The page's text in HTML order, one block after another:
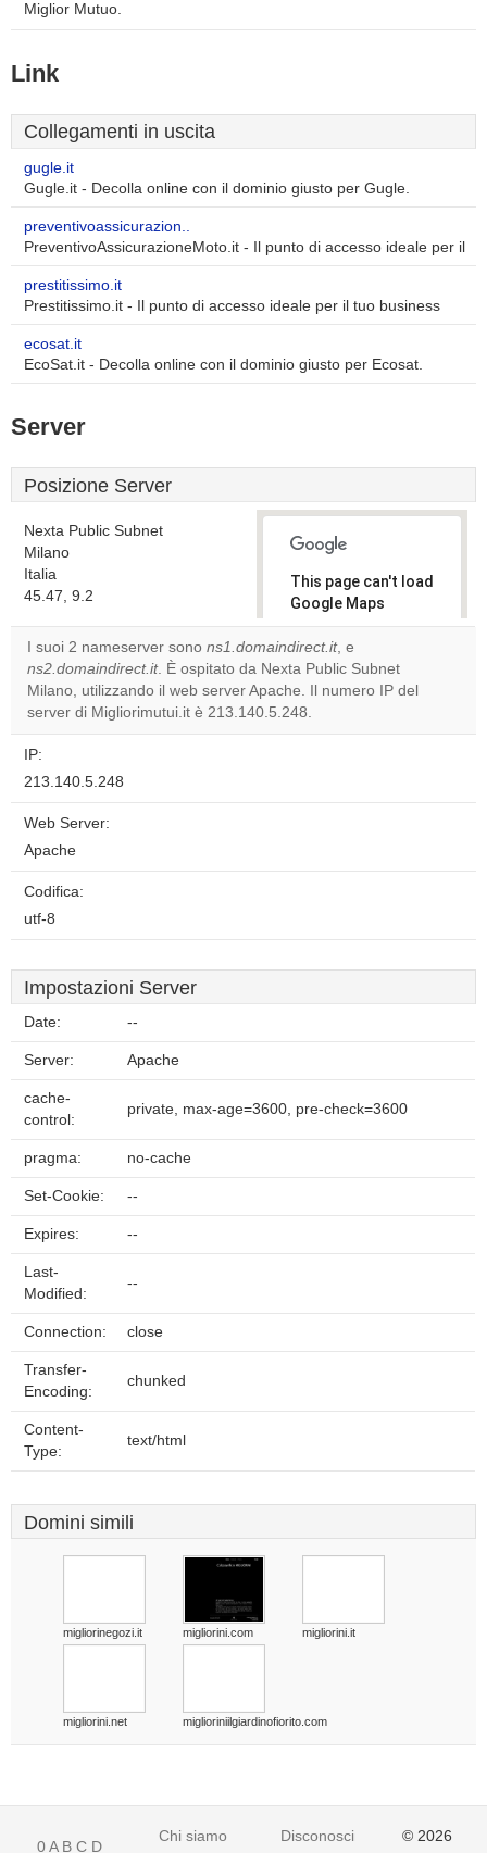
Miglior Mutuo.
Link
Collegamenti in uscita
gugle.it
Gugle.it - Decolla online con il dominio giusto per Gugle.
preventivoassicurazion..
PreventivoAssicurazioneMoto.it - Il punto di accesso ideale per il
prestitissimo.it
Prestitissimo.it - Il punto di accesso ideale per il tuo business
ecosat.it
EcoSat.it - Decolla online con il dominio giusto per Ecosat.
Server
Posizione Server
Nexta Public Subnet
Milano
Italia
45.47, 9.2
This page can't load
Google Maps
correctly.
Do you
own this
website?
OK
I suoi 2 nameserver sono ns1.domaindirect.it, e
ns2.domaindirect.it. È ospitato da Nexta Public Subnet
Milano, utilizzando il web server Apache. Il numero IP del
server di Migliorimutui.it è 213.140.5.248.
IP:
213.140.5.248
Web Server:
Apache
Codifica:
utf-8
Impostazioni Server
Date: --
Server: Apache
cache-
control:
private, max-age=3600, pre-check=3600
pragma: no-cache
Set-Cookie: --
Expires: --
Last-
Modified:
--
Connection: close
Transfer-
Encoding:
chunked
Content-
Type:
text/html
Domini simili
migliorinegozi.it migliorini.com migliorini.it
migliorini.net miglioriniilgiardinofiorito.com
0A B C D
Chi siamo
Disconoscimento
© 2026